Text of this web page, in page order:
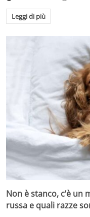
Leggi di più
Non è stanco, c’è un
russa e quali razze